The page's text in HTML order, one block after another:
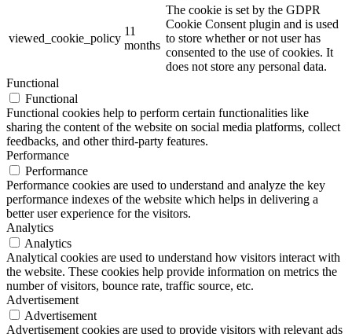
viewed_cookie_policy
11
months
The cookie is set by the GDPR
Cookie Consent plugin and is used
to store whether or not user has
consented to the use of cookies. It
does not store any personal data.
Functional
Functional
Functional cookies help to perform certain functionalities like
sharing the content of the website on social media platforms, collect
feedbacks, and other third-party features.
Performance
Performance
Performance cookies are used to understand and analyze the key
performance indexes of the website which helps in delivering a
better user experience for the visitors.
Analytics
Analytics
Analytical cookies are used to understand how visitors interact with
the website. These cookies help provide information on metrics the
number of visitors, bounce rate, traffic source, etc.
Advertisement
Advertisement
Advertisement cookies are used to provide visitors with relevant ads